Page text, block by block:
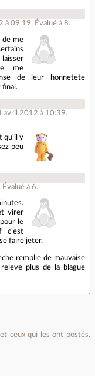
à 09:19. Évalué à 8.
de me
me
de leur honnetete
final.
avril 2012 à 10:39.
qu'il y
peu
Évalué à6.
virer
le
c'est
faire jeter.
remplie de mauvaise
plus de la blague
ceux qui les ont postés.